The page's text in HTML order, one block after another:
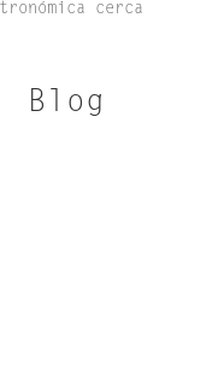
cerca
Blog